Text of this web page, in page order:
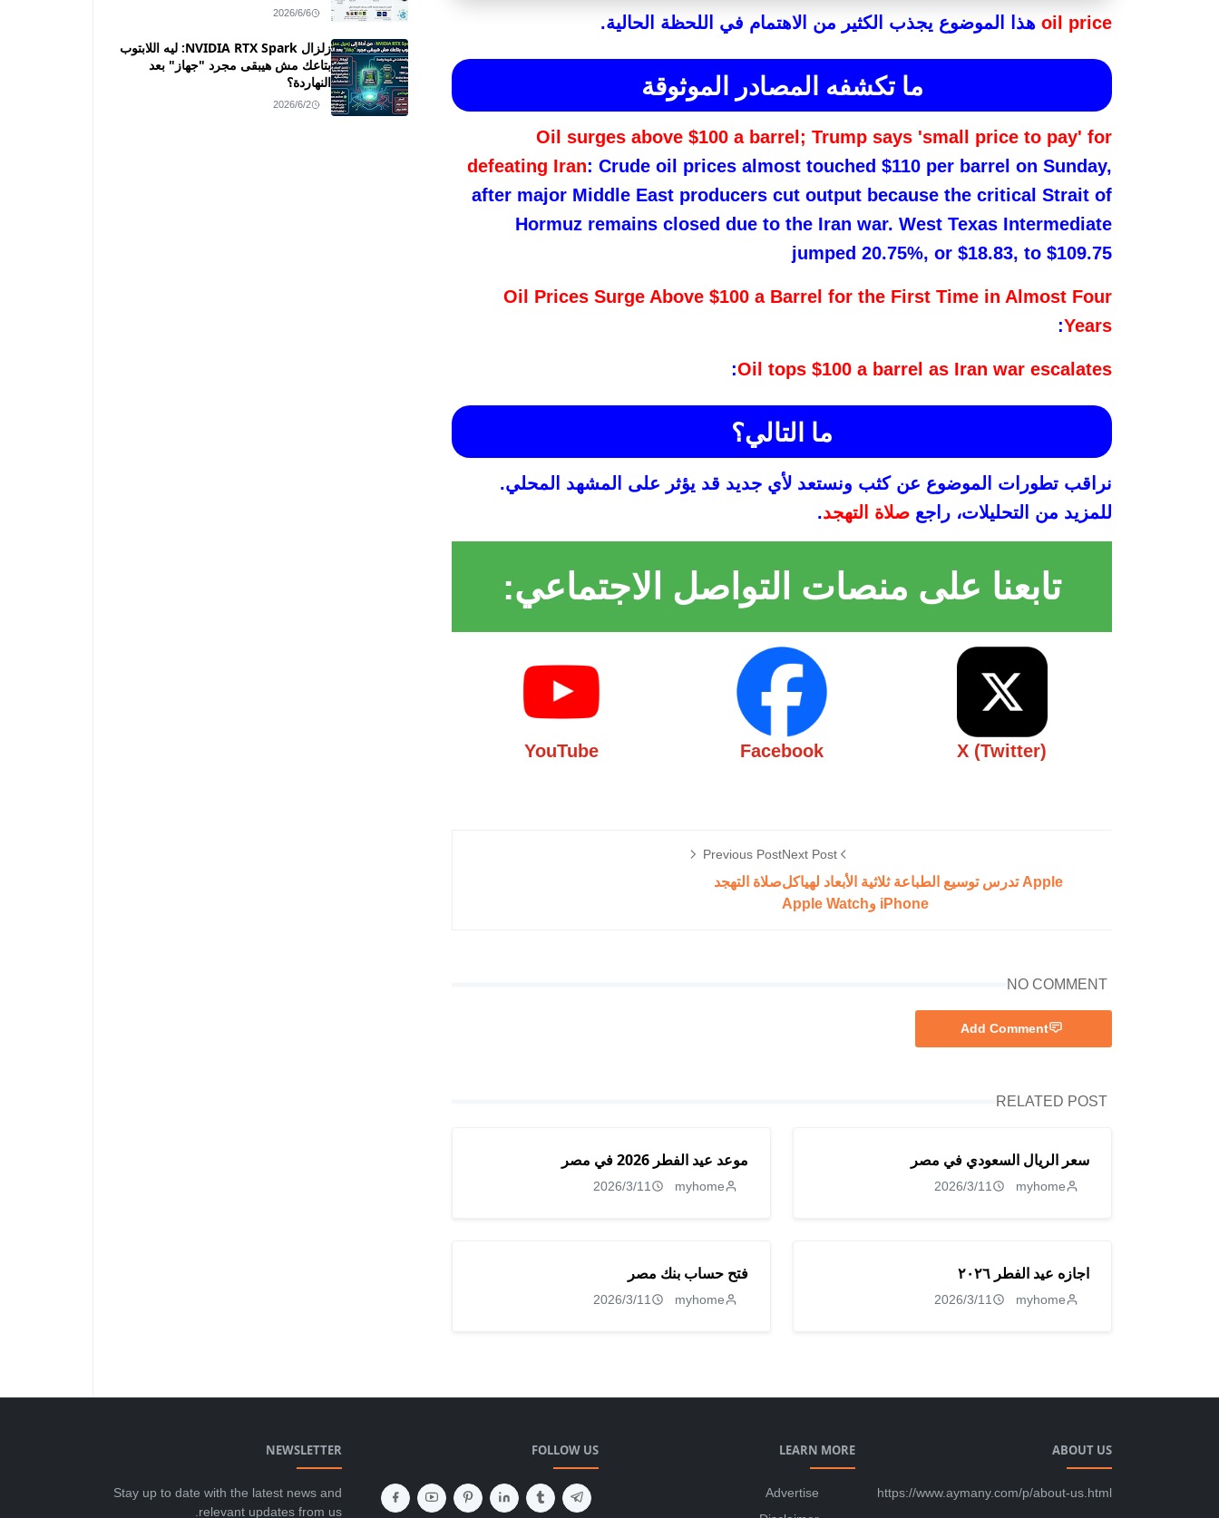
oil price هذا الموضوع يجذب الكثير من الاهتمام في اللحظة الحالية.
ما تكشفه المصادر الموثوقة
Oil surges above $100 a barrel; Trump says 'small price to pay' for
defeating Iran: Crude oil prices almost touched $110 per barrel on Sunday,
after major Middle East producers cut output because the critical Strait of
Hormuz remains closed due to the Iran war. West Texas Intermediate
jumped 20.75%, or $18.83, to $109.75
Oil Prices Surge Above $100 a Barrel for the First Time in Almost Four
Years
:
Oil tops $100 a barrel as Iran war escalates
:
ما التالي؟
نراقب تطورات الموضوع عن كثب ونستعد لأي جديد قد يؤثر على المشهد المحلي.
للمزيد من التحليلات، راجع صلاة التهجد.
تابعنا على منصات التواصل الاجتماعي:
X (Twitter)
Facebook
YouTube
Next Post
Apple تدرس توسيع الطباعة ثلاثية الأبعاد لهياكل
iPhone وApple Watch
Previous Post
صلاة التهجد
NO COMMENT
Add Comment
RELATED POST
سعر الريال السعودي في مصر
myhome
2026/3/11
موعد عيد الفطر 2026 في مصر
myhome
2026/3/11
اجازه عيد الفطر ٢٠٢٦
myhome
2026/3/11
فتح حساب بنك مصر
myhome
2026/3/11
2026/6/6
زلزال NVIDIA RTX Spark: ليه اللابتوب
بتاعك مش هيبقى مجرد "جهاز" بعد
النهاردة؟
2026/6/2
ABOUT US
https://www.aymany.com/p/about-us.html
LEARN MORE
Advertise
FOLLOW US
NEWSLETTER
Stay up to date with the latest news and
relevant updates from us.